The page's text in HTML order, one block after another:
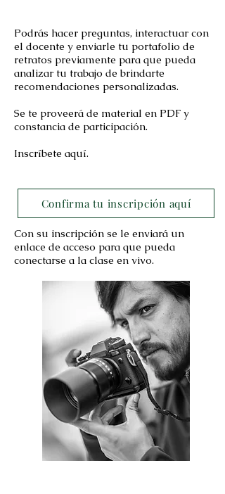
Podrás hacer preguntas, interactuar con
el docente y enviarle tu portafolio de
retratos previamente para que pueda
analizar tu trabajo de brindarte
recomendaciones personalizadas.
Se te proveerá de material en PDF y
constancia de participación.
Inscríbete aquí.
Con su inscripción se le enviará un
enlace de acceso para que pueda
conectarse a la clase en vivo.
Confirma tu inscripción aquí